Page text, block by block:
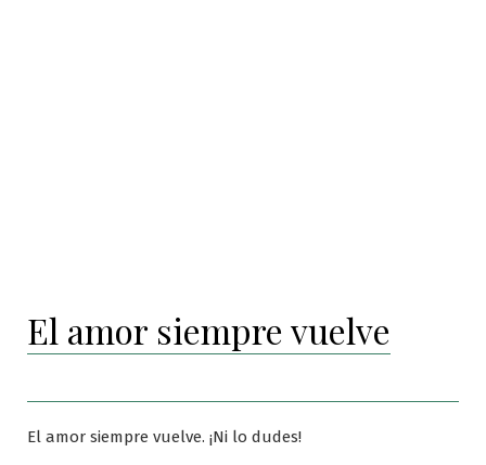
El amor siempre vuelve
El amor siempre vuelve. ¡Ni lo dudes!